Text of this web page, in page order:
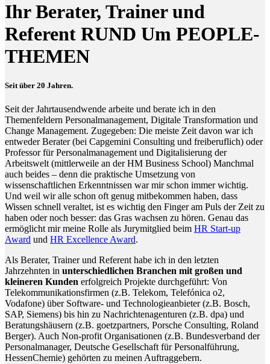
Ihr Berater, Trainer und
Referent RUND Um PEOPLE-
THEMEN
Seit über 20 Jahren.
Seit der Jahrtausendwende arbeite und berate ich in den
Themenfeldern Personalmanagement, Digitale Transformation und
Change Management. Zugegeben: Die meiste Zeit davon war ich
entweder Berater (bei Capgemini Consulting und freiberuflich) oder
Professor für Personalmanagement und Digitalisierung der
Arbeitswelt (mittlerweile an der HM Business School) Manchmal
auch beides – denn die praktische Umsetzung von
wissenschaftlichen Erkenntnissen war mir schon immer wichtig.
Und weil wir alle schon oft genug mitbekommen haben, dass
Wissen schnell veraltet, ist es wichtig den Finger am Puls der Zeit zu
haben oder noch besser: das Gras wachsen zu hören. Genau das
ermöglicht mir meine Rolle als Jurymitglied beim HR Start-up
Award und HR Excellence Award.
Als Berater, Trainer und Referent habe ich in den letzten
Jahrzehnten in unterschiedlichen Branchen mit großen und
kleineren Kunden erfolgreich Projekte durchgeführt: Von
Telekommunikationsfirmen (z.B. Telekom, Telefónica o2,
Vodafone) über Software- und Technologieanbieter (z.B. Bosch,
SAP, Siemens) bis hin zu Nachrichtenagenturen (z.B. dpa) und
Beratungshäusern (z.B. goetzpartners, Porsche Consulting, Roland
Berger). Auch Non-profit Organisationen (z.B. Bundesverband der
Personalmanager, Deutsche Gesellschaft für Personalführung,
HessenChemie) gehörten zu meinen Auftraggebern.